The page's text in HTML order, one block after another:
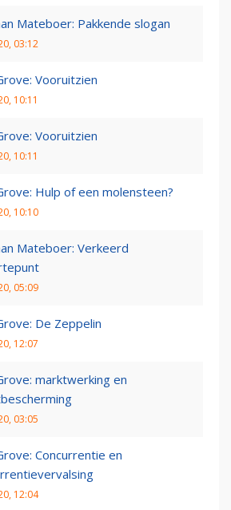
Mateboer: Pakkende slogan
03:12
Vooruitzien
10:11
Vooruitzien
10:11
Hulp of een molensteen?
10:10
Mateboer: Verkeerd
05:09
De Zeppelin
12:07
marktwerking en
03:05
Concurrentie en
12:04